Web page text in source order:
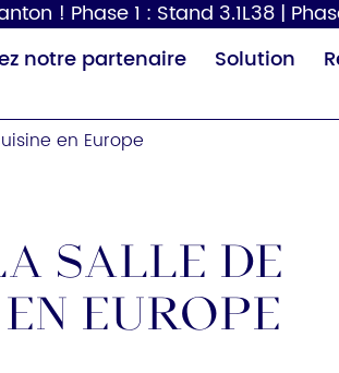
! Phase 1 : Stand 3.1L38 |
de
Sèche-cheveux
notre partenaire Solution
en Europe
salle de
Europe